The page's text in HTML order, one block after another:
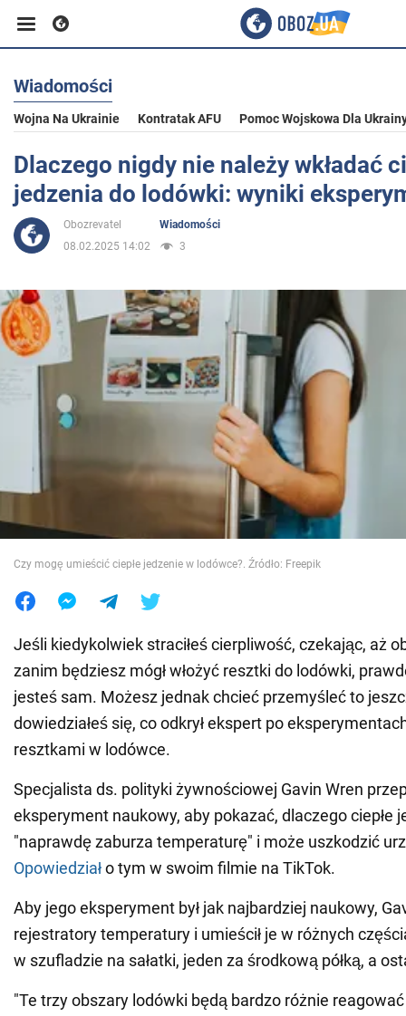
Biznes
Sport
Rozrywka
Polityka
Społeczeństwo
Wojna na Ukrainie
Jedzenie
Wiadomości
Wojna Na Ukrainie Kontratak AFU Pomoc Wojskowa Dla
Dlaczego nigdy nie należy wkładać
jedzenia do lodówki: wyniki
Obozrevatel
Wiadomości
08.02.2025 14:02
3
Czy mogę umieścić ciepłe jedzenie w lodówce?. Źródło: Freepik
Jeśli kiedykolwiek straciłeś cierpliwość, czekając, aż
zanim będziesz mógł włożyć resztki do lodówki,
jesteś sam. Możesz jednak chcieć przemyśleć to
dowiedziałeś się, co odkrył ekspert po
resztkami w lodówce.
Specjalista ds. polityki żywnościowej Gavin Wren
eksperyment naukowy, aby pokazać, dlaczego ciepłe
"naprawdę zaburza temperaturę" i może uszkodzić
Opowiedziało tym w swoim filmie na TikTok.
Aby jego eksperyment był jak najbardziej naukowy,
rejestratory temperatury i umieścił je w różnych
w szufladzie na sałatki, jeden za środkową półką, a
"Te trzy obszary lodówki będą bardzo różnie